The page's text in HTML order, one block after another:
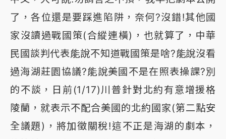
了，各位還是要踩進陷阱，奈何?沒錯!其他國
家沒讀過戰國策(合縱連橫)，也就算了，中華
民國談判代表能說不知道戰國策是啥?能說沒看
過海湖莊園協議?能說美國不是在照表操課?別
的不談，日前(1/17)川普針對北約有意增援格
陵蘭，就表示不配合美國的北約國家(第二點安
全議題)，將加徵關稅!這不正是海湖的劇本，